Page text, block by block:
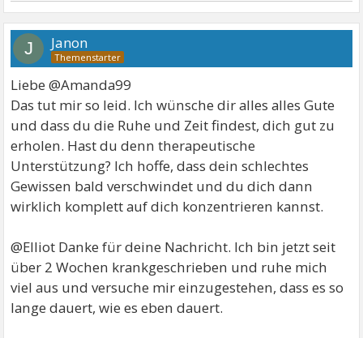
J Janon
Liebe @Amanda99
Das tut mir so leid. Ich wünsche dir alles alles Gute
und dass du die Ruhe und Zeit findest, dich gut zu
erholen. Hast du denn therapeutische
Unterstützung? Ich hoffe, dass dein schlechtes
Gewissen bald verschwindet und du dich dann
wirklich komplett auf dich konzentrieren kannst.
@Elliot Danke für deine Nachricht. Ich bin jetzt seit
über 2 Wochen krankgeschrieben und ruhe mich
viel aus und versuche mir einzugestehen, dass es so
lange dauert, wie es eben dauert.